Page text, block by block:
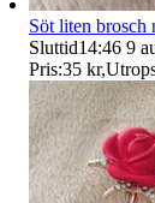
Söt liten brosch
Sluttid14:46 9
Pris:35 kr,